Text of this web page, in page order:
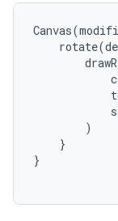
Canvas(
rotate(
)
}
}